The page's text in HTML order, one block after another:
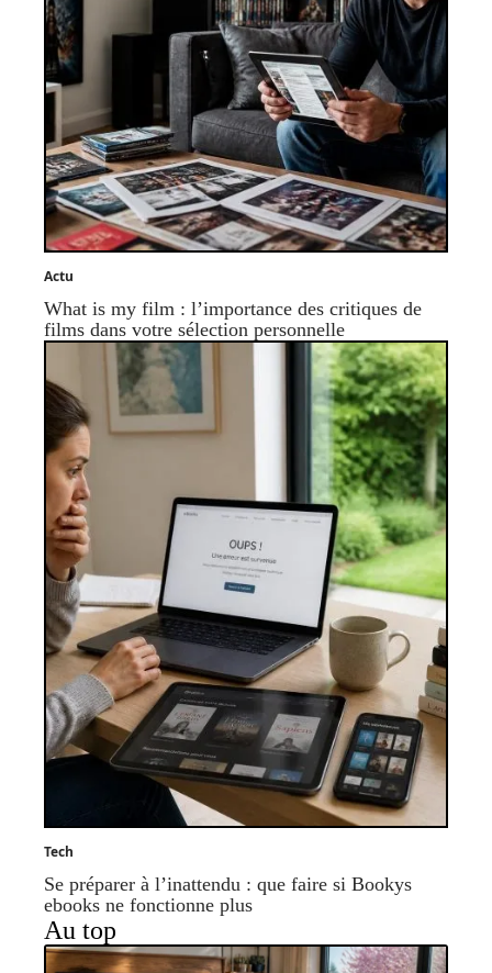
Actu
What is my film : l’importance des critiques de
films dans votre sélection personnelle
Tech
Se préparer à l’inattendu : que faire si Bookys
ebooks ne fonctionne plus
Au top